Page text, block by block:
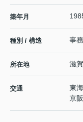
築年月
種別 / 構造 事
所在地 滋
交通 東
京